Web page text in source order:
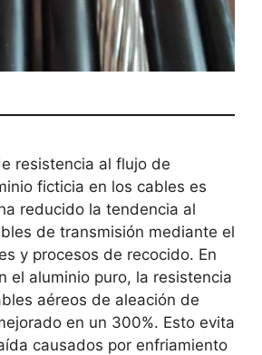
resistencia al flujo de
ficticia en los cables es
reducido la tendencia al
de transmisión mediante el
y procesos de recocido. En
el aluminio puro, la resistencia
aéreos de aleación de
en un 300%. Esto evita
causados por enfriamiento